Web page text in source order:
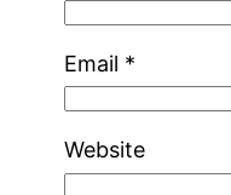
Email *
Website